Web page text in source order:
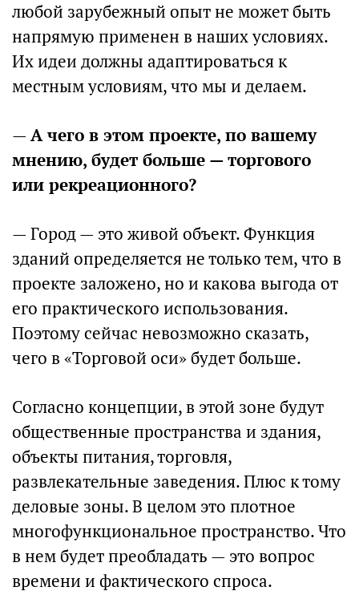
любой зарубежный опыт не может быть
напрямую применен в наших условиях.
Их идеи должны адаптироваться к
местным условиям, что мы и делаем.
—А чего в этом проекте, по вашему
мнению, будет больше — торгового
или рекреационного?
— Город — это живой объект. Функция
зданий определяется не только тем, что в
проекте заложено, но и какова выгода от
его практического использования.
Поэтому сейчас невозможно сказать,
чего в «Торговой оси» будет больше.
Согласно концепции, в этой зоне будут
общественные пространства и здания,
объекты питания, торговля,
развлекательные заведения. Плюс к тому
деловые зоны. В целом это плотное
многофункциональное пространство. Что
в нем будет преобладать — это вопрос
времени и фактического спроса.